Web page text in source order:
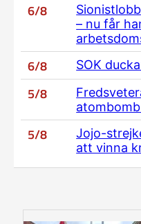
6/8
– nu får
6/8 SOK
5/8
5/8
Jojo-
att vinna